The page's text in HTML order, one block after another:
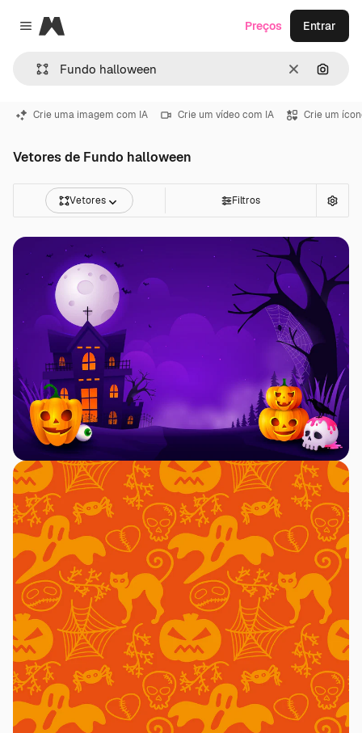
Close menu
Magnific
Limpar
Preços Entrar
Crie uma imagem com IA Crie um vídeo com IA Crie um
Vetores de Fundo halloween
Vetores Filtros